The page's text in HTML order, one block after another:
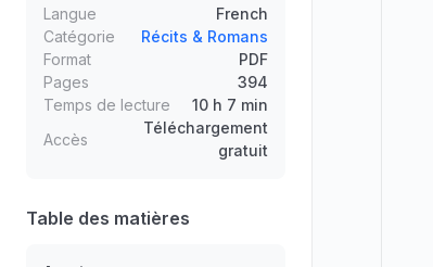
drôle et mélancolique. L’ensemble
établit le décor et le ton des lettres,
entre observation sensible et
évocation du terroir.
Langue
French
Catégorie
Récits & Romans
Format
PDF
Pages
394
Temps de lecture
10 h 7 min
Accès
Téléchargement
gratuit
Table des matières